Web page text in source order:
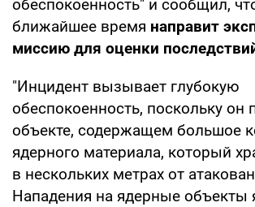
обеспокоенность" и сообщил,
ближайшее время направит
миссию для оценки
"Инцидент вызывает глубокую
обеспокоенность, поскольку он
объекте, содержащем большое
ядерного материала, который
в нескольких метрах от
Нападения на ядерные объекты